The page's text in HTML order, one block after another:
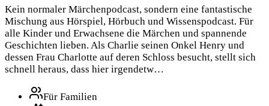
Kein normaler Märchenpodcast, sondern eine fantastische
Mischung aus Hörspiel, Hörbuch und Wissenspodcast. Für
alle Kinder und Erwachsene die Märchen und spannende
Geschichten lieben. Als Charlie seinen Onkel Henry und
dessen Frau Charlotte auf deren Schloss besucht, stellt sich
schnell heraus, dass hier irgendetw…
Für Familien